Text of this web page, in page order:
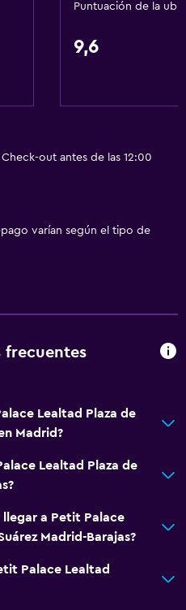
por ascensor
Puntuación de la
9,6
out antes de las 12:00
varían según el tipo de
frecuentes
Lealtad Plaza de
Madrid?
Lealtad Plaza de
llegar a Petit Palace
Madrid-Barajas?
Palace Lealtad